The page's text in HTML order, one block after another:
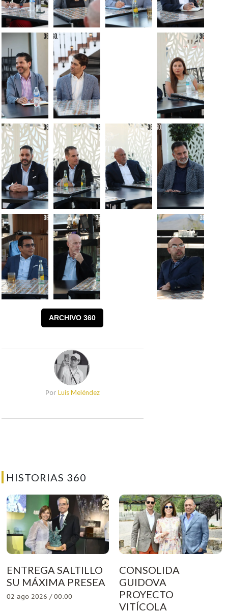
ARCHIVO 360
Por Luis Meléndez
HISTORIAS 360
ENTREGA SALTILLO
SU MÁXIMA PRESEA
02 ago 2026 / 00:00
CONSOLIDA
GUIDOVA
PROYECTO
VITÍCOLA